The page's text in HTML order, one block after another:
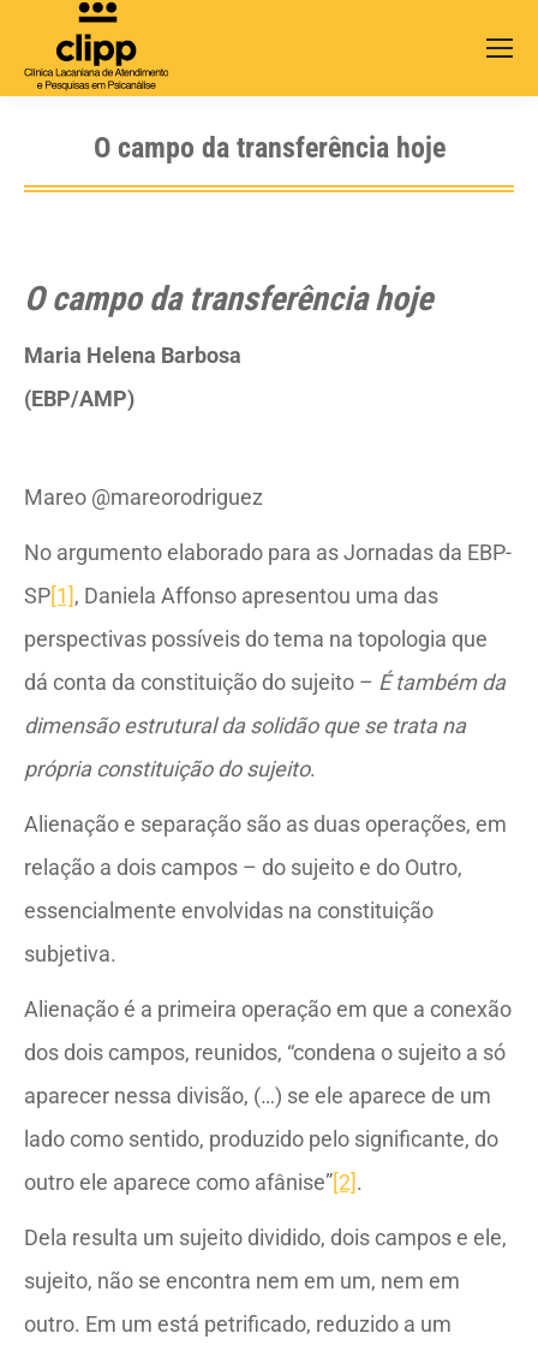
O campo da transferência hoje
O campo da transferência hoje
Maria Helena Barbosa
(EBP/AMP)
Mareo @mareorodriguez
No argumento elaborado para as Jornadas da EBP-
SP[1], Daniela Affonso apresentou uma das
perspectivas possíveis do tema na topologia que
dá conta da constituição do sujeito – É também da
dimensão estrutural da solidão que se trata na
própria constituição do sujeito.
Alienação e separação são as duas operações, em
relação a dois campos – do sujeito e do Outro,
essencialmente envolvidas na constituição
subjetiva.
Alienação é a primeira operação em que a conexão
dos dois campos, reunidos, “condena o sujeito a só
aparecer nessa divisão, (…) se ele aparece de um
lado como sentido, produzido pelo significante, do
outro ele aparece como afânise”[2].
Dela resulta um sujeito dividido, dois campos e ele,
sujeito, não se encontra nem em um, nem em
outro. Em um está petrificado, reduzido a um